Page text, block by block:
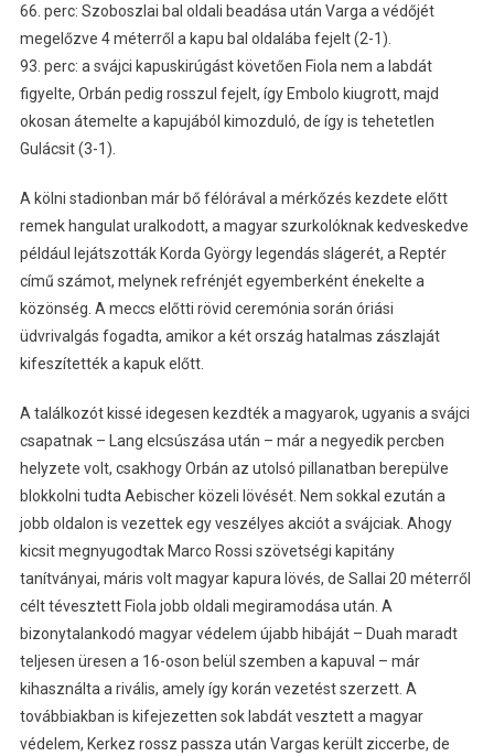
66. perc: Szoboszlai bal oldali beadása után Varga a védőjét
megelőzve 4 méterről a kapu bal oldalába fejelt (2-1).
93. perc: a svájci kapuskirúgást követően Fiola nem a labdát
figyelte, Orbán pedig rosszul fejelt, így Embolo kiugrott, majd
okosan átemelte a kapujából kimozduló, de így is tehetetlen
Gulácsit (3-1).
A kölni stadionban már bő félórával a mérkőzés kezdete előtt
remek hangulat uralkodott, a magyar szurkolóknak kedveskedve
például lejátszották Korda György legendás slágerét, a Reptér
című számot, melynek refrénjét egyemberként énekelte a
közönség. A meccs előtti rövid ceremónia során óriási
üdvrivalgás fogadta, amikor a két ország hatalmas zászlaját
kifeszítették a kapuk előtt.
A találkozót kissé idegesen kezdték a magyarok, ugyanis a svájci
csapatnak – Lang elcsúszása után – már a negyedik percben
helyzete volt, csakhogy Orbán az utolsó pillanatban berepülve
blokkolni tudta Aebischer közeli lövését. Nem sokkal ezután a
jobb oldalon is vezettek egy veszélyes akciót a svájciak. Ahogy
kicsit megnyugodtak Marco Rossi szövetségi kapitány
tanítványai, máris volt magyar kapura lövés, de Sallai 20 méterről
célt tévesztett Fiola jobb oldali megiramodása után. A
bizonytalankodó magyar védelem újabb hibáját – Duah maradt
teljesen üresen a 16-oson belül szemben a kapuval – már
kihasználta a rivális, amely így korán vezetést szerzett. A
továbbiakban is kifejezetten sok labdát vesztett a magyar
védelem, Kerkez rossz passza után Vargas került ziccerbe, de